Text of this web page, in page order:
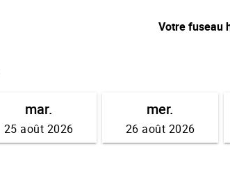
Votre fuseau
mar.
25 août 2026
mer.
26 août 2026